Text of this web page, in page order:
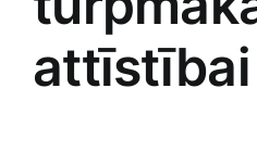
attīstībai